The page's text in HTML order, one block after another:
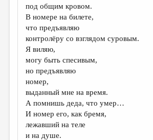
ПРАВИЛА САЙТА
ОТДЕЛЫ И РУБРИКИ
ИЗБРАННОЕ
ДАЙДЖЕСТ
ПРОИЗВЕДЕНИЯ
ПЕРЕВОДЫ
КОНКУРСЫ
ДЕТСКАЯ КОМНАТА
под общим кровом.
В номере на билете,
что предъявляю
контролёру со взглядом суровым.
Я виляю,
могу быть спесивым,
но предъявляю
номер,
выданный мне на время.
А помнишь деда, что умер…
И номер его, как бремя,
лежавший на теле
и на душе.